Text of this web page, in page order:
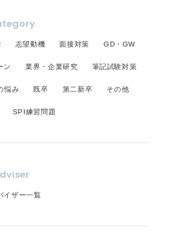
志望動機 面接対策 GD・GW
ン 業界・企業研究 筆記試験対策
悩み 既卒 第二新卒 その他
SPI練習問題
イザー一覧